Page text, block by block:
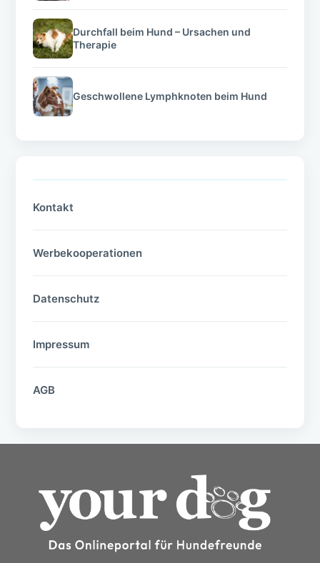
Durchfall beim Hund – Ursachen und
Therapie
Geschwollene Lymphknoten beim Hund
Kontakt
Werbekooperationen
Datenschutz
Impressum
AGB